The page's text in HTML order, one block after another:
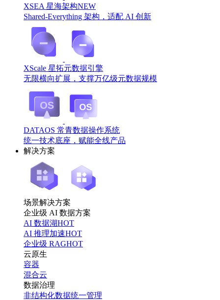
XSEA 星海架构NEW
Shared-Everything 架构，适配 AI 创新
XScale 星拓元数据引擎
无限横向扩展，支撑万亿级元数据规模
DATAOS 常青数据操作系统
统一技术底座，赋能全线产品
解决方案
场景解决方案
企业级 AI 数据方案
AI 数据湖HOT
AI 推理加速HOT
企业级 RAGHOT
云原生
容器
混合云
数据治理
非结构化数据统一管理